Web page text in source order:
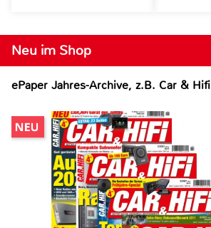
Neu im Shop
ePaper Jahres-Archive, z.B. Car & Hifi